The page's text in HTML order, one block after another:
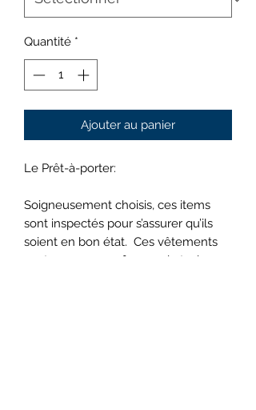
Quantité *
Ajouter au panier
Le Prêt-à-porter:
Soigneusement choisis, ces items
sont inspectés pour s’assurer qu’ils
soient en bon état. Ces vêtements
sont presque neufs : pas de taches,